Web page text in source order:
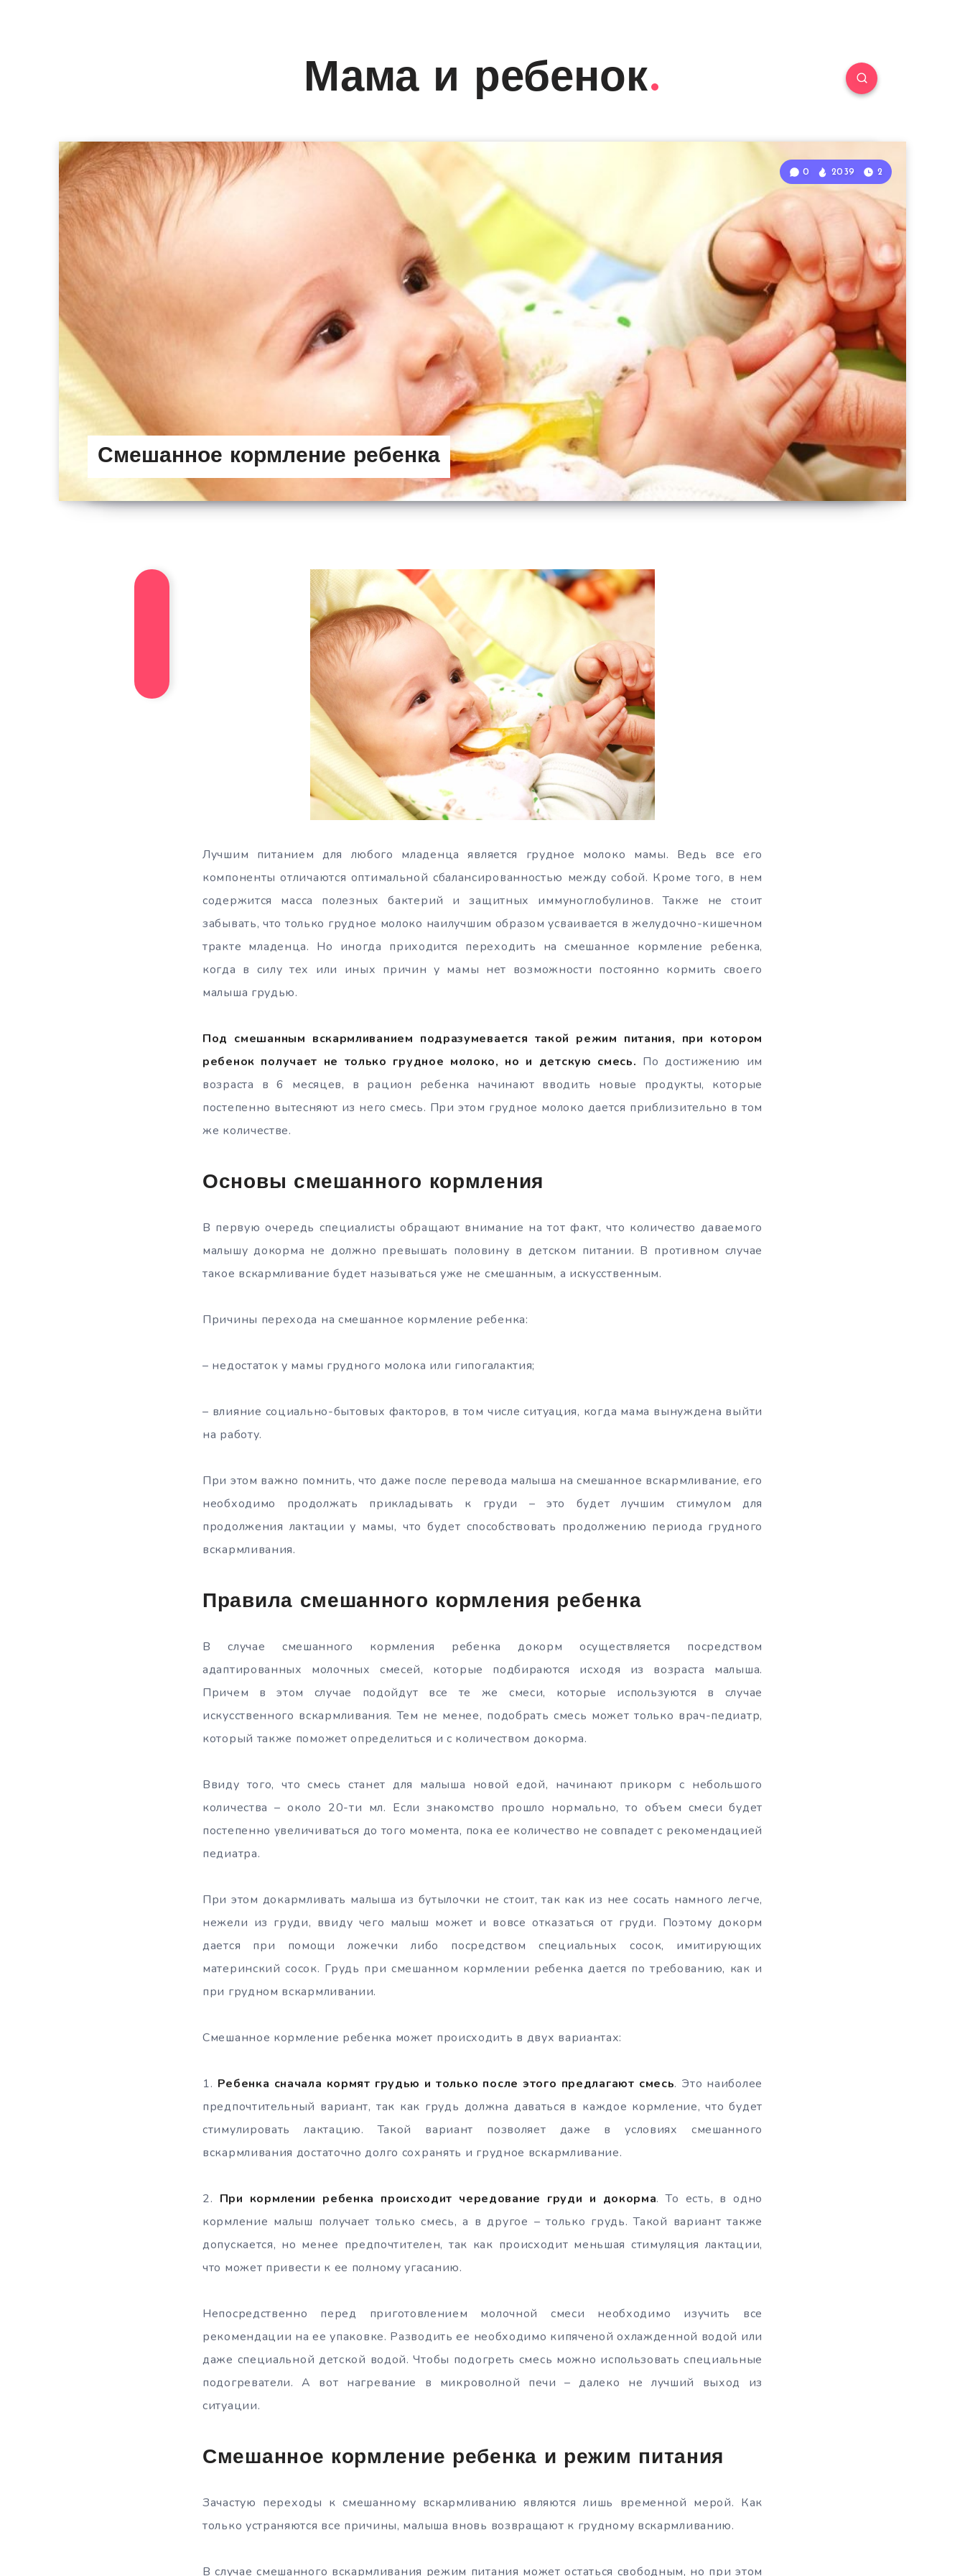
Мама и ребенок
Смешанное кормление ребенка
0 2039 2
Лучшим питанием для любого младенца является грудное молоко мамы. Ведь все его
компоненты отличаются оптимальной сбалансированностью между собой. Кроме того, в нем
содержится масса полезных бактерий и защитных иммуноглобулинов. Также не стоит
забывать, что только грудное молоко наилучшим образом усваивается в желудочно-кишечном
тракте младенца. Но иногда приходится переходить на смешанное кормление ребенка,
когда в силу тех или иных причин у мамы нет возможности постоянно кормить своего
малыша грудью.
Под смешанным вскармливанием подразумевается такой режим питания, при котором
ребенок получает не только грудное молоко, но и детскую смесь. По достижению им
возраста в 6 месяцев, в рацион ребенка начинают вводить новые продукты, которые
постепенно вытесняют из него смесь. При этом грудное молоко дается приблизительно в том
же количестве.
Основы смешанного кормления
В первую очередь специалисты обращают внимание на тот факт, что количество даваемого
малышу докорма не должно превышать половину в детском питании. В противном случае
такое вскармливание будет называться уже не смешанным, а искусственным.
Причины перехода на смешанное кормление ребенка:
– недостаток у мамы грудного молока или гипогалактия;
– влияние социально-бытовых факторов, в том числе ситуация, когда мама вынуждена выйти
на работу.
При этом важно помнить, что даже после перевода малыша на смешанное вскармливание, его
необходимо продолжать прикладывать к груди – это будет лучшим стимулом для
продолжения лактации у мамы, что будет способствовать продолжению периода грудного
вскармливания.
Правила смешанного кормления ребенка
В случае смешанного кормления ребенка докорм осуществляется посредством
адаптированных молочных смесей, которые подбираются исходя из возраста малыша.
Причем в этом случае подойдут все те же смеси, которые используются в случае
искусственного вскармливания. Тем не менее, подобрать смесь может только врач-педиатр,
который также поможет определиться и с количеством докорма.
Ввиду того, что смесь станет для малыша новой едой, начинают прикорм с небольшого
количества – около 20-ти мл. Если знакомство прошло нормально, то объем смеси будет
постепенно увеличиваться до того момента, пока ее количество не совпадет с рекомендацией
педиатра.
При этом докармливать малыша из бутылочки не стоит, так как из нее сосать намного легче,
нежели из груди, ввиду чего малыш может и вовсе отказаться от груди. Поэтому докорм
дается при помощи ложечки либо посредством специальных сосок, имитирующих
материнский сосок. Грудь при смешанном кормлении ребенка дается по требованию, как и
при грудном вскармливании.
Смешанное кормление ребенка может происходить в двух вариантах:
1.​ Ребенка сначала кормят грудью и только после этого предлагают смесь. Это наиболее
предпочтительный вариант, так как грудь должна даваться в каждое кормление, что будет
стимулировать лактацию. Такой вариант позволяет даже в условиях смешанного
вскармливания достаточно долго сохранять и грудное вскармливание.
2.​ При кормлении ребенка происходит чередование груди и докорма. То есть, в одно
кормление малыш получает только смесь, а в другое – только грудь. Такой вариант также
допускается, но менее предпочтителен, так как происходит меньшая стимуляция лактации,
что может привести к ее полному угасанию.
Непосредственно перед приготовлением молочной смеси необходимо изучить все
рекомендации на ее упаковке. Разводить ее необходимо кипяченой охлажденной водой или
даже специальной детской водой. Чтобы подогреть смесь можно использовать специальные
подогреватели. А вот нагревание в микроволной печи – далеко не лучший выход из
ситуации.
Смешанное кормление ребенка и режим питания
Зачастую переходы к смешанному вскармливанию являются лишь временной мерой. Как
только устраняются все причины, малыша вновь возвращают к грудному вскармливанию.
В случае смешанного вскармливания режим питания может остаться свободным, но при этом